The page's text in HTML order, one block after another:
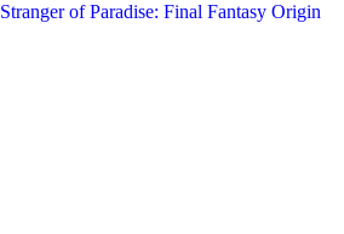
Stranger of Paradise: Final Fantasy Origin